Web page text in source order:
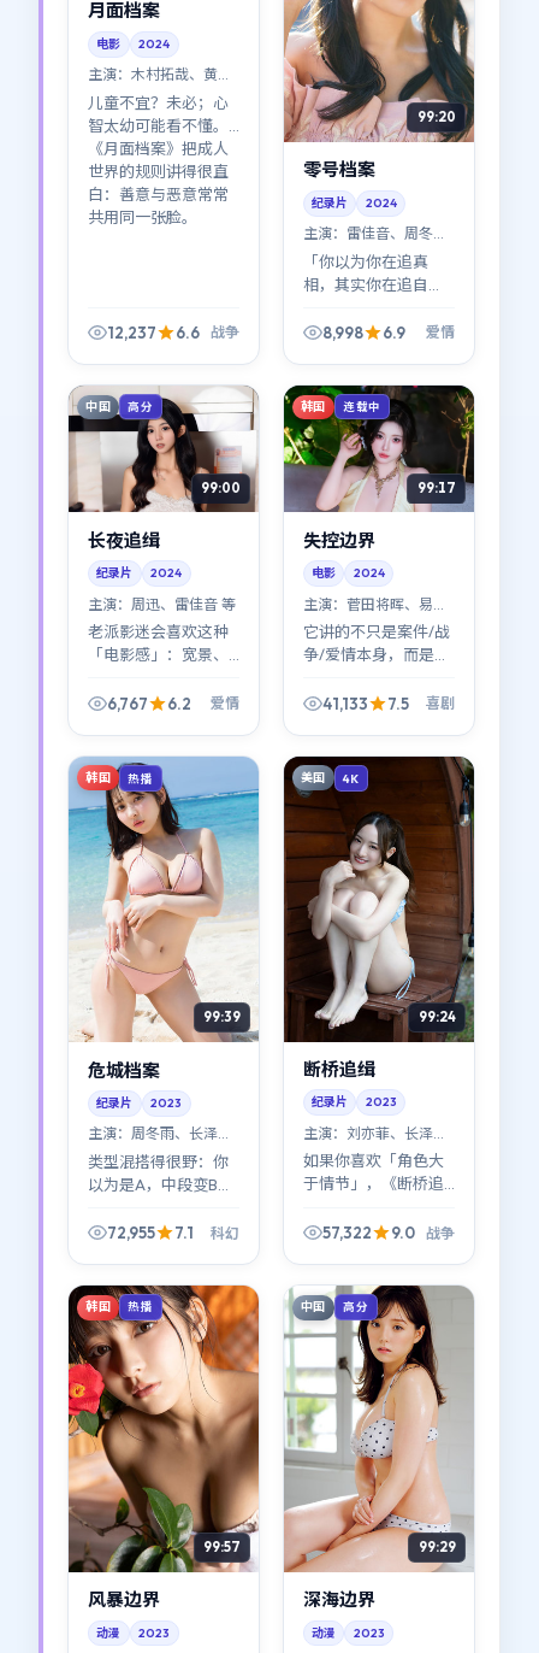
月面档案
电影 2024
主演： 木村拓哉、黄渤
等
儿童不宜？未必；心
智太幼可能看不懂。
《月面档案》把成人
世界的规则讲得很直
白：善意与恶意常常
共用同一张脸。
12,237 6.6 战争
99:20
零号档案
纪录片 2024
主演： 雷佳音、周冬雨
等「你以为你在追真
相，其实你在追自
的爱情设定服务于这
忍。
8,998 6.9 爱情
中国 高分
99:00
长夜追缉
纪录片 2024
主演： 周迅、雷佳音 等
老派影迷会喜欢这种
「电影感」：宽景、
话。《长夜追缉》在
一类爱情作品。
6,767 6.2 爱情
韩国 连载中
99:17
失控边界
电影 2024
主演： 菅田将晖、易烊
千玺 等
它讲的不只是案件/战
争/爱情本身，而是
界》把
废墟里重新组织语
言。
41,133 7.5 喜剧
韩国 热播
99:39
危城档案
纪录片 2023
主演： 周冬雨、长泽雅
美 等
类型混搭得很野：你
以为是A，中段变B，
《危城档案》像一次
72,955 7.1 科幻
美国 4K
99:24
断桥追缉
纪录片 2023
主演： 刘亦菲、长泽雅
美 等
如果你喜欢「角色大
于情节」，《断桥追
亦菲与长泽雅美不是
定都像从他们骨缝里
长出来。
57,322 9.0 战争
韩国 热播
99:57
风暴边界
动漫 2023
中国 高分
99:29
深海边界
动漫 2023